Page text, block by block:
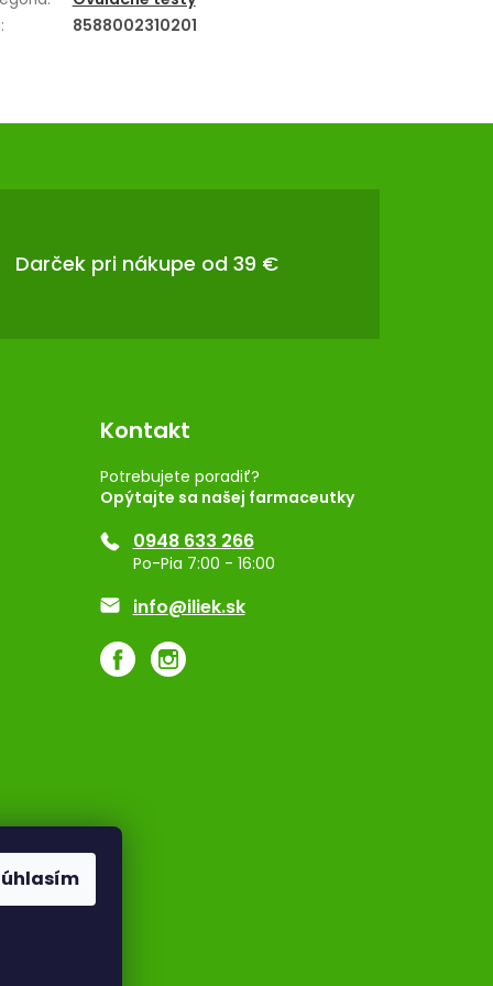
: 8588002310201
Darček pri nákupe od 39 €
Kontakt
Potrebujete poradiť?
Opýtajte sa našej farmaceutky
0948 633 266
Po-Pia 7:00 - 16:00
info@iliek.sk